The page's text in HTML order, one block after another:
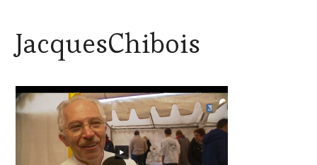
JacquesChibois